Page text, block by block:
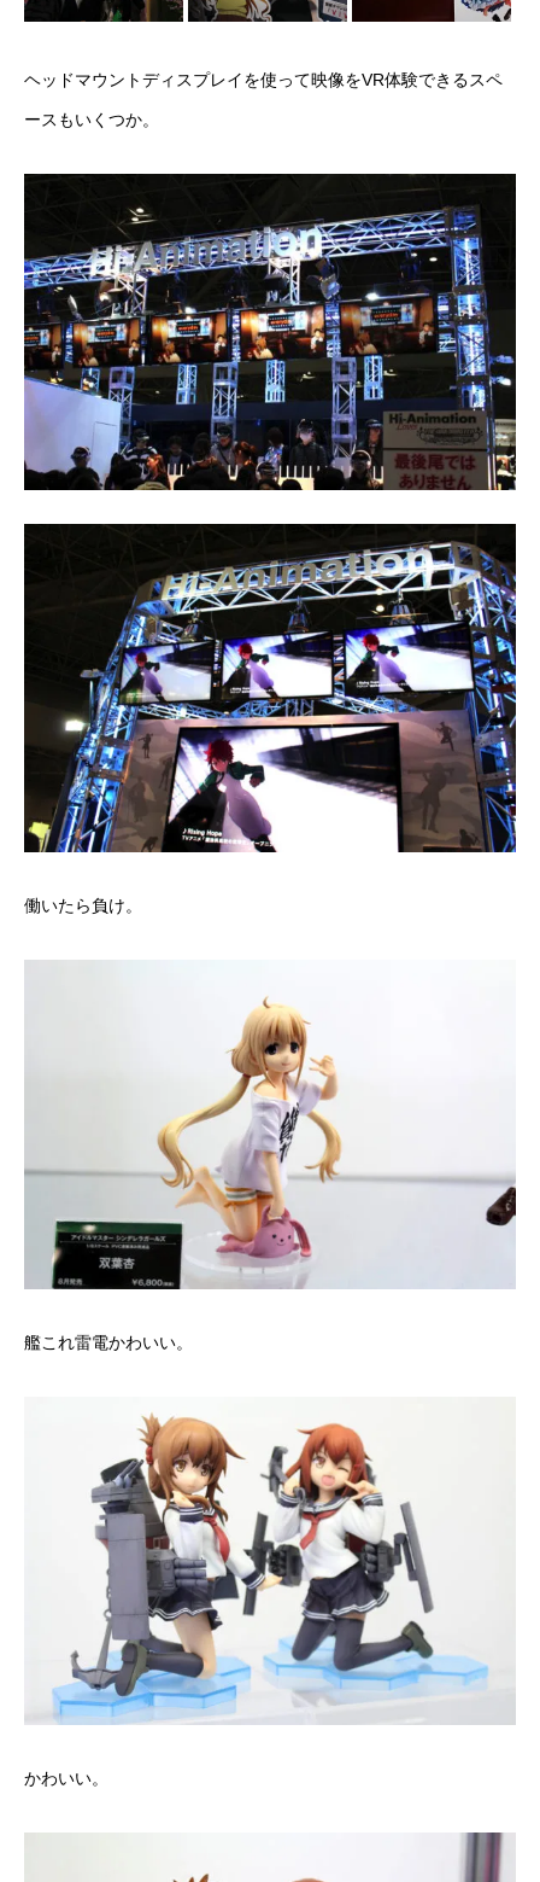
ヘッドマウントディスプレイを使って映像をVR体験できるスペ
ースもいくつか。
働いたら負け。
艦これ雷電かわいい。
かわいい。